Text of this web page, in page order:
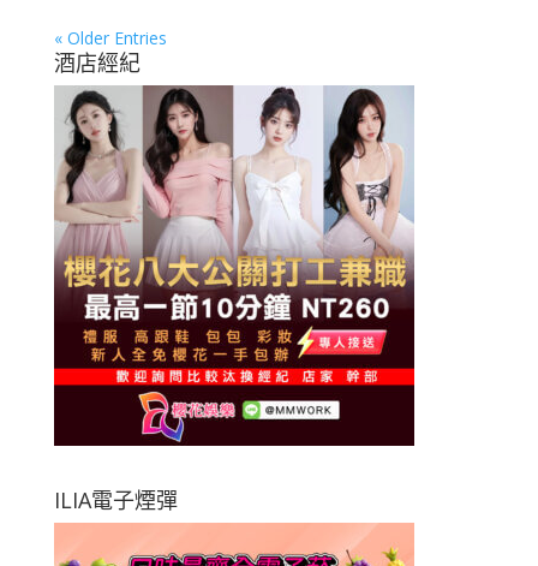
« Older Entries
酒店經紀
ILIA電子煙彈